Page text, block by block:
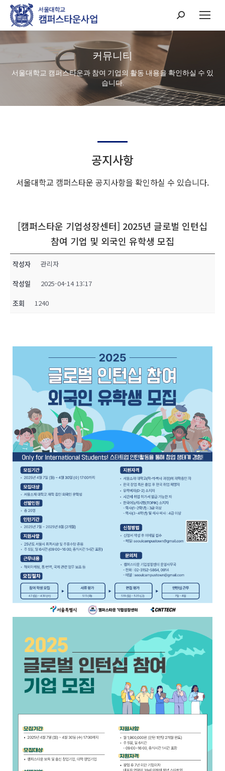
Search:
커뮤니티
서울대학교 캠퍼스타운과 참여 기업의 활동 내용을 확인하실 수 있
습니다.
공지사항
서울대학교 캠퍼스타운 공지사항을 확인하실 수 있습니다.
[캠퍼스타운 기업성장센터] 2025년 글로벌 인턴십
참여 기업 및 외국인 유학생 모집
작성자 관리자
작성일 2025-04-14 13:17
조회 1240